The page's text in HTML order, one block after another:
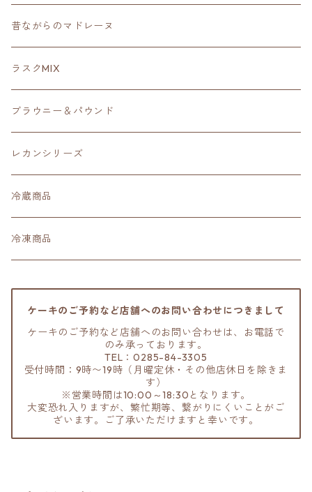
スタンダードセレクション
昔ながらのマドレーヌ
ラスクMIX
ブラウニー＆パウンド
レカンシリーズ
冷蔵商品
冷凍商品
ケーキのご予約など店舗へのお問い合わせにつきまして
ケーキのご予約など店舗へのお問い合わせは、お電話で
のみ承っております。
TEL：0285-84-3305
受付時間：9時〜19時（月曜定休・その他店休日を除きま
す）
※営業時間は10:00～18:30となります。
大変恐れ入りますが、繁忙期等、繋がりにくいことがご
ざいます。ご了承いただけますと幸いです。